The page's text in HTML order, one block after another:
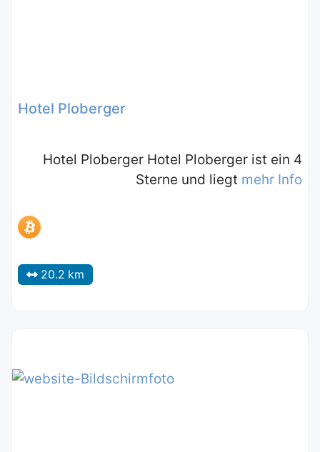
Hotel Ploberger
Hotel Ploberger Hotel Ploberger ist ein 4
Sterne und liegt mehr Info
20.2 km